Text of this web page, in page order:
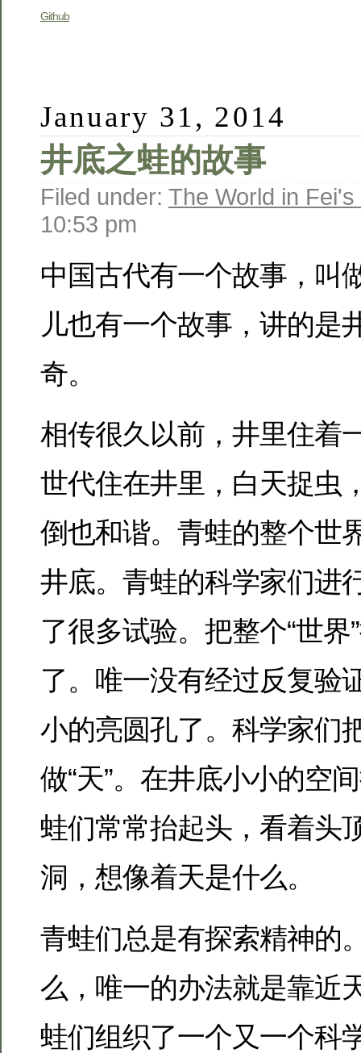
Github
January 31, 2014
井底之蛙的故事
Filed under: The World in
10:53 pm
中国古代有一个故事，叫
儿也有一个故事，讲的是
奇。
相传很久以前，井里住着
世代住在井里，白天捉虫
倒也和谐。青蛙的整个世
井底。青蛙的科学家们进
了很多试验。把整个“世界
了。唯一没有经过反复验
小的亮圆孔了。科学家们
做“天”。在井底小小的空
蛙们常常抬起头，看着头
洞，想像着天是什么。
青蛙们总是有探索精神的
么，唯一的办法就是靠近
蛙们组织了一个又一个科